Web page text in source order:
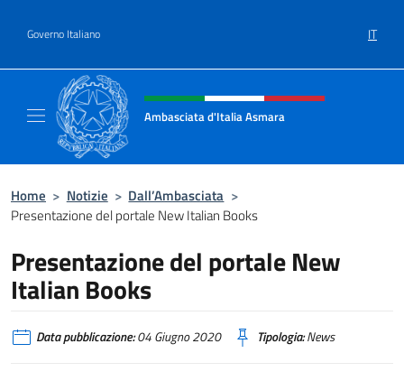
Governo Italiano IT
Intestazione sito, social e menù
Ambasciata d'Italia Asmara
Home > Notizie > Dall’Ambasciata >
Presentazione del portale New Italian Books
Presentazione del portale New
Italian Books
Data pubblicazione:04 Giugno 2020 Tipologia:News